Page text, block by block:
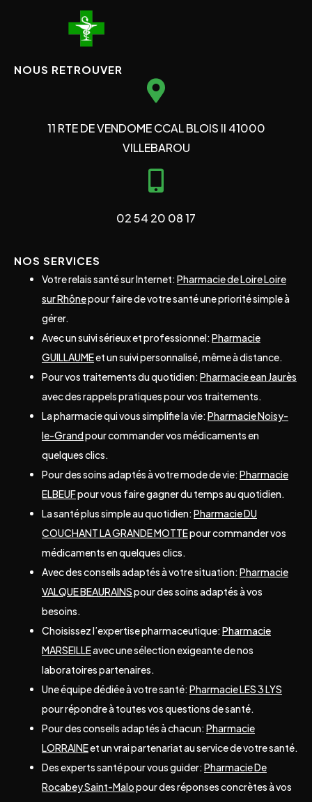
NOUS RETROUVER
11 RTE DE VENDOME CCAL BLOIS II 41000
VILLEBAROU
02 54 20 08 17
NOS SERVICES
Votre relais santé sur Internet: Pharmacie de Loire Loire
sur Rhônepour faire de votre santé une priorité simple à
gérer.
Avec un suivi sérieux et professionnel: Pharmacie
GUILLAUMEet un suivi personnalisé, même à distance.
Pour vos traitements du quotidien: Pharmacie ean Jaurès
avec des rappels pratiques pour vos traitements.
La pharmacie qui vous simplifie la vie: Pharmacie Noisy-
le-Grandpour commander vos médicaments en
quelques clics.
Pour des soins adaptés à votre mode de vie: Pharmacie
ELBEUFpour vous faire gagner du temps au quotidien.
La santé plus simple au quotidien: Pharmacie DU
COUCHANT LA GRANDE MOTTEpour commander vos
médicaments en quelques clics.
Avec des conseils adaptés à votre situation: Pharmacie
VALQUE BEAURAINSpour des soins adaptés à vos
besoins.
Choisissez l’expertise pharmaceutique: Pharmacie
MARSEILLEavec une sélection exigeante de nos
laboratoires partenaires.
Une équipe dédiée à votre santé: Pharmacie LES 3 LYS
pour répondre à toutes vos questions de santé.
Pour des conseils adaptés à chacun: Pharmacie
LORRAINEet un vrai partenariat au service de votre santé.
Des experts santé pour vous guider: Pharmacie De
Rocabey Saint-Malopour des réponses concrètes à vos